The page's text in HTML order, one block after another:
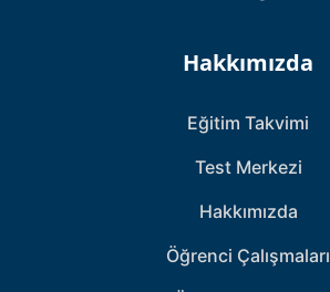
Hakkımızda
Eğitim Takvimi
Test Merkezi
Hakkımızda
Öğrenci Çalışmaları